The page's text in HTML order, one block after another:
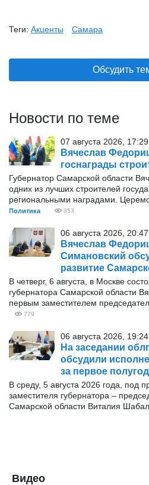
Теги: Акценты Самара
Обсудить
Новости по теме
07 августа 2026, 17:29
Вячеслав
госнаграды
Губернатор Самарской области
одних из лучших строителей
региональными наградами.
Политика 353
06 августа 2026, 20:47
Вячеслав
Симановский
развитие
В четверг, 6 августа, в Москве
губернатора Самарской области
первым заместителем
779
06 августа 2026, 19:24
На заседании
обсудили
за первое
В среду, 5 августа 2026 года, под
заместителя губернатора –
Самарской области Виталия
Видео